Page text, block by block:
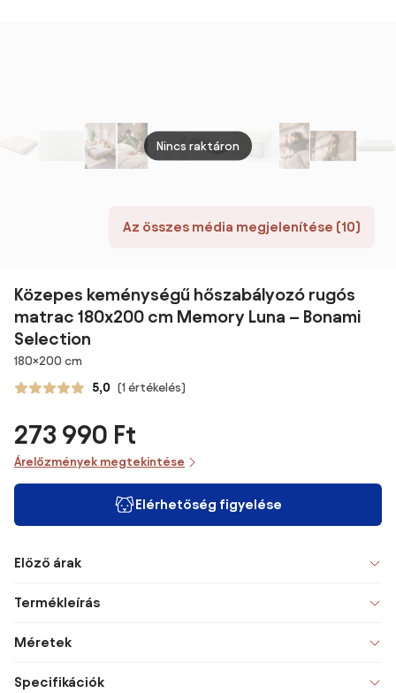
Az összes média megjelenítése (10)
Nincs raktáron
Közepes keménységű hőszabályozó rugós
matrac 180x200 cm Memory Luna – Bonami
Selection
Méretek
180×200 cm
5,0 (1 értékelés)
273 990 Ft
Árelőzmények megtekintése
Elérhetőség figyelése
Előző árak
Termékleírás
Méretek
Specifikációk